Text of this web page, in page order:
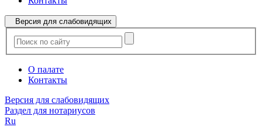
Версия для слабовидящих
О палате
Контакты
Версия для слабовидящих
Раздел для нотариусов
Ru